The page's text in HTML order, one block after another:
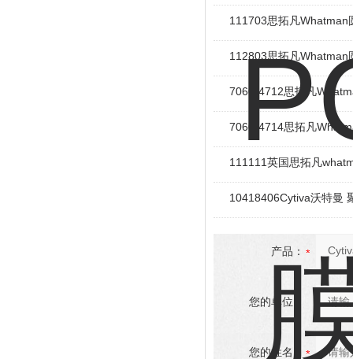
111703思拓凡Whatman
112803思拓凡Whatman
7060-4712思拓凡
7060-4714思拓凡
111111英国思拓凡
10418406Cytiva沃特曼
产品：
您的单位：
您的姓名：